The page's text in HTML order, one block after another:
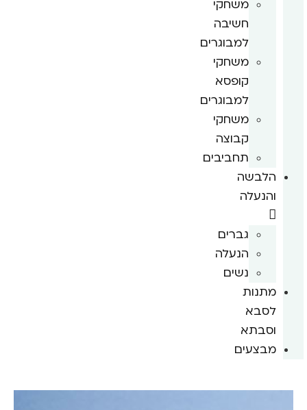
משחקי
חשיבה
למבוגרים
משחקי
קופסא
למבוגרים
משחקי
קבוצה
תחביבים
הלבשה
והנעלה
גברים
הנעלה
נשים
מתנות
לסבא
וסבתא
מבצעים